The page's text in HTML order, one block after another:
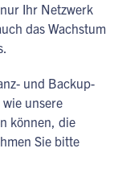
Ihr Netzwerk
das Wachstum
und Backup-
unsere
können, die
Sie bitte